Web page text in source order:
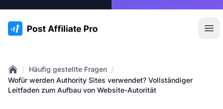
:site.title
Home
/ Häufig gestellte Fragen /
Wofür werden Authority Sites verwendet? Vollständiger
Leitfaden zum Aufbau von Website-Autorität